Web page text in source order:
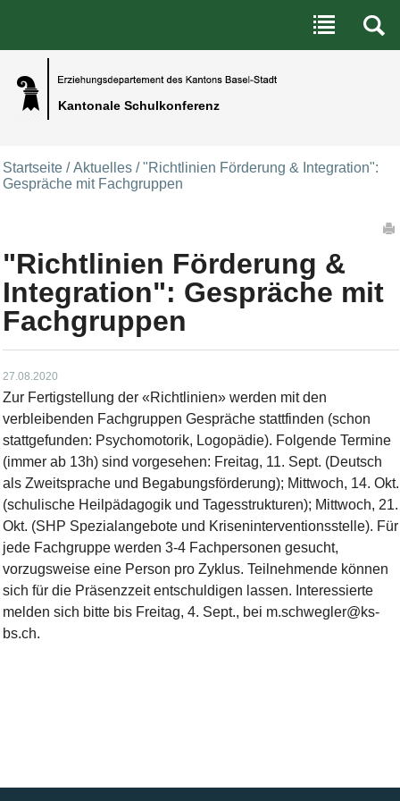
Kantonale Schulkonferenz
Benutzerspezifische Werkzeuge
Direkt zum Inhalt|Direkt zur Navigation
Startseite /Aktuelles /"Richtlinien Förderung & Integration":
Gespräche mit Fachgruppen
"Richtlinien Förderung &
Integration": Gespräche mit
Fachgruppen
27.08.2020
Zur Fertigstellung der «Richtlinien» werden mit den
verbleibenden Fachgruppen Gespräche stattfinden (schon
stattgefunden: Psychomotorik, Logopädie). Folgende Termine
(immer ab 13h) sind vorgesehen: Freitag, 11. Sept. (Deutsch
als Zweitsprache und Begabungsförderung); Mittwoch, 14. Okt.
(schulische Heilpädagogik und Tagesstrukturen); Mittwoch, 21.
Okt. (SHP Spezialangebote und Kriseninterventionsstelle). Für
jede Fachgruppe werden 3-4 Fachpersonen gesucht,
vorzugsweise eine Person pro Zyklus. Teilnehmende können
sich für die Präsenzzeit entschuldigen lassen. Interessierte
melden sich bitte bis Freitag, 4. Sept., bei m.schwegler@ks-
bs.ch.